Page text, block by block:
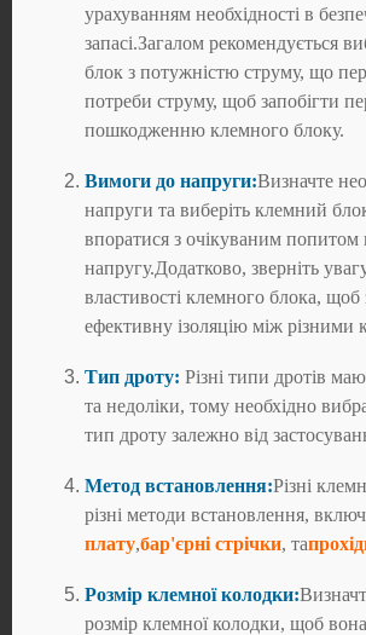
урахуванням необхідності в
запасі.Загалом рекомендується
блок з потужністю струму, що
потреби струму, щоб запобігти
пошкодженню клемного блоку.
Вимоги до напруги:Визначте
напруги та виберіть клемний
впоратися з очікуваним попитом
напругу.Додатково, зверніть
властивості клемного блока, щоб
ефективну ізоляцію між різними
Тип дроту: Різні типи дротів
та недоліки, тому необхідно
тип дроту залежно від
Метод встановлення:Різні
різні методи встановлення,
плату,бар'єрні стрічки, та
Розмір клемної колодки:
розмір клемної колодки, щоб